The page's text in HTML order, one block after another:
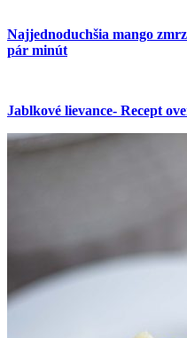
Najjednoduchšia mango
pár minút
Jablkové lievance- Recept